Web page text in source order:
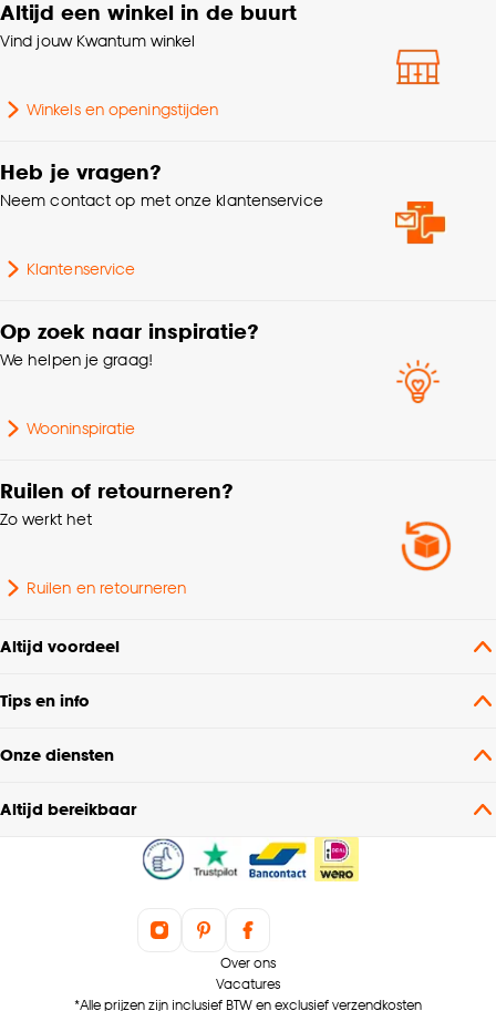
Altijd een winkel in de buurt
Vind jouw Kwantum winkel
Winkels en openingstijden
Heb je vragen?
Neem contact op met onze klantenservice
Klantenservice
Op zoek naar inspiratie?
We helpen je graag!
Wooninspiratie
Ruilen of retourneren?
Zo werkt het
Ruilen en retourneren
Altijd voordeel
Tips en info
Onze diensten
Altijd bereikbaar
Over ons
Vacatures
*Alle prijzen zijn inclusief BTW en exclusief verzendkosten